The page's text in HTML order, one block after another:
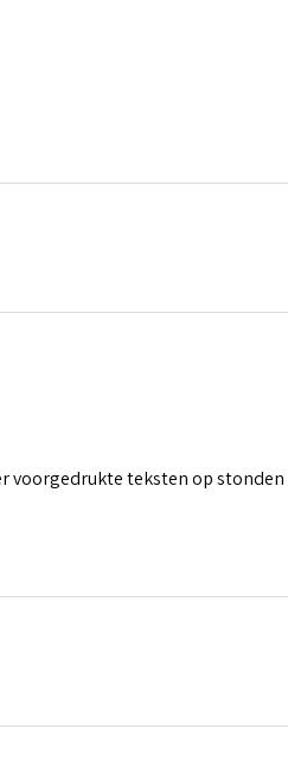
voorgedrukte teksten op stonden